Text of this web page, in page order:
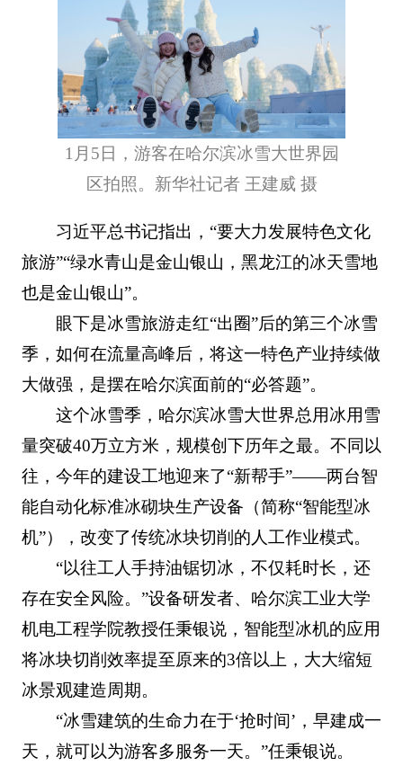
1月5日，游客在哈尔滨冰雪大世界园
区拍照。新华社记者 王建威 摄
习近平总书记指出，“要大力发展特色文化
旅游”“绿水青山是金山银山，黑龙江的冰天雪地
也是金山银山”。
眼下是冰雪旅游走红“出圈”后的第三个冰雪
季，如何在流量高峰后，将这一特色产业持续做
大做强，是摆在哈尔滨面前的“必答题”。
这个冰雪季，哈尔滨冰雪大世界总用冰用雪
量突破40万立方米，规模创下历年之最。不同以
往，今年的建设工地迎来了“新帮手”——两台智
能自动化标准冰砌块生产设备（简称“智能型冰
机”），改变了传统冰块切削的人工作业模式。
“以往工人手持油锯切冰，不仅耗时长，还
存在安全风险。”设备研发者、哈尔滨工业大学
机电工程学院教授任秉银说，智能型冰机的应用
将冰块切削效率提至原来的3倍以上，大大缩短
冰景观建造周期。
“冰雪建筑的生命力在于‘抢时间’，早建成一
天，就可以为游客多服务一天。”任秉银说。